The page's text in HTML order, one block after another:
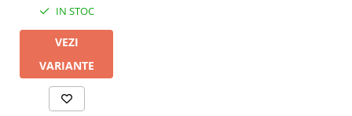
IN STOC
VEZI
VARIANTE